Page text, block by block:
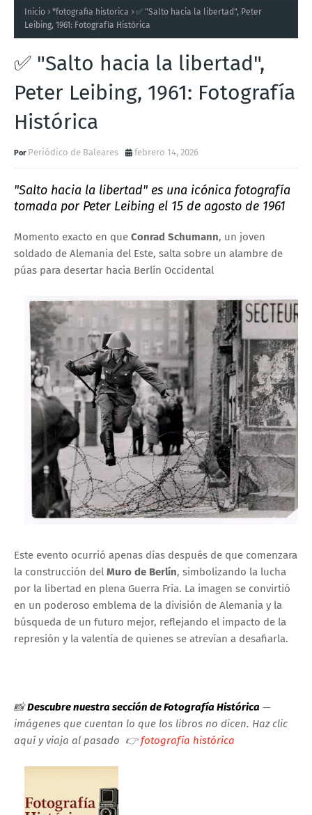
Inicio *fotografia historica
✅ "Salto hacia la libertad", Peter
Leibing, 1961: Fotografía Histórica
✅ "Salto hacia la libertad",
Peter Leibing, 1961: Fotografía
Histórica
Periódico de Baleares febrero 14, 2026
"Salto hacia la libertad" es una icónica fotografía
tomada por Peter Leibing el 15 de agosto de 1961
Momento exacto en que Conrad Schumann, un joven
soldado de Alemania del Este, salta sobre un alambre de
púas para desertar hacia Berlín Occidental
Este evento ocurrió apenas días después de que comenzara
la construcción del Muro de Berlín, simbolizando la lucha
por la libertad en plena Guerra Fría. La imagen se convirtió
en un poderoso emblema de la división de Alemania y la
búsqueda de un futuro mejor, reflejando el impacto de la
represión y la valentía de quienes se atrevían a desafiarla.
📸Descubre nuestra sección de Fotografía Histórica —
imágenes que cuentan lo que los libros no dicen. Haz clic
aquí y viaja al pasado 👉fotografía histórica